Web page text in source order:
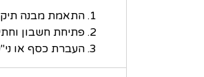
התאמת מבנה תיק
פתיחת חשבון
העברת כסף או